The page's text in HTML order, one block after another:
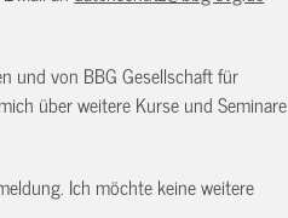
und von BBG Gesellschaft für
über weitere Kurse und Seminare
Ich möchte keine weitere